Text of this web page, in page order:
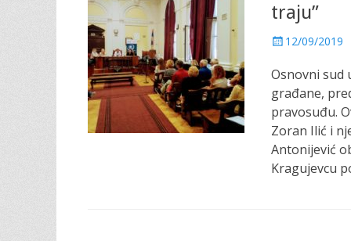
traju”
P
s
t
e
d
o
n
12/09/2019
Osnovni sud
građane,
pravosuđu.
Zoran Ilić i
Antonijević
Kragujevcu